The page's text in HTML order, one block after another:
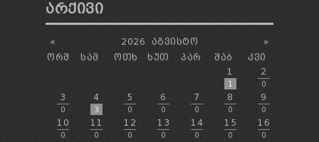
ᲐᲠᲥᲘᲕᲘ
« »
2026
ᲐᲒᲕᲘᲡᲢᲝ
ᲝᲠᲨ
ᲡᲐᲛ ᲝᲗᲮ ᲮᲣᲗ ᲞᲐᲠ ᲨᲐᲑ
ᲙᲕᲘ
1
1
2
0
3
0
4
3
5
0
6
0
7
0
8
0
9
0
10
0
11
0
12
0
13
0
14
0
15
0
16
0